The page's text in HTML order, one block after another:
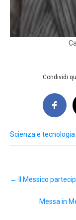
Condividi
Scienza e tecnologia
navigation
← Il Messico
Messa in